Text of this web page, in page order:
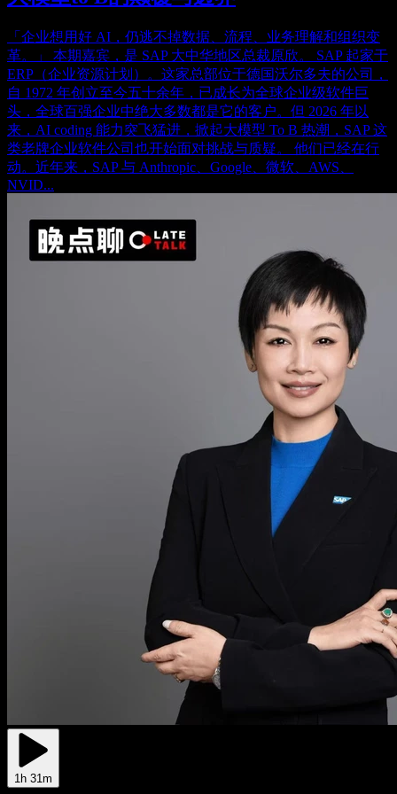
「企业想用好 AI，仍逃不掉数据、流程、业务理解和组织变
革。」 本期嘉宾，是 SAP 大中华地区总裁原欣。 SAP 起家于
ERP（企业资源计划）。这家总部位于德国沃尔多夫的公司，
自 1972 年创立至今五十余年，已成长为全球企业级软件巨
头，全球百强企业中绝大多数都是它的客户。但 2026 年以
来，AI coding 能力突飞猛进，掀起大模型 To B 热潮，SAP 这
类老牌企业软件公司也开始面对挑战与质疑。 他们已经在行
动。近年来，SAP 与 Anthropic、Google、微软、AWS、
NVID...
1h 31m